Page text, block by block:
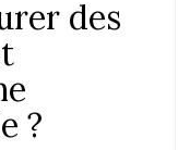
des
?